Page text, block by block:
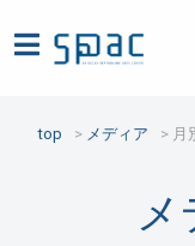
top メディア 月